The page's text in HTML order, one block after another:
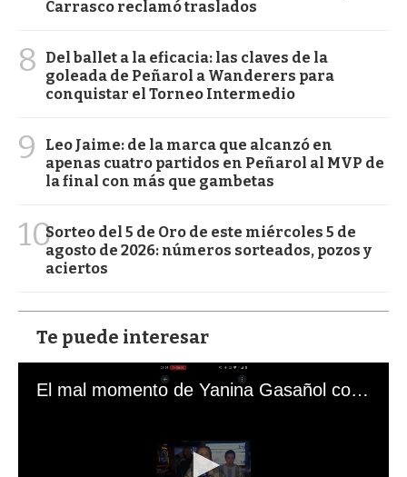
Carrasco reclamó traslados
8
Del ballet a la eficacia: las claves de la
goleada de Peñarol a Wanderers para
conquistar el Torneo Intermedio
9
Leo Jaime: de la marca que alcanzó en
apenas cuatro partidos en Peñarol al MVP de
la final con más que gambetas
10Sorteo del 5 de Oro de este miércoles 5 de
agosto de 2026: números sorteados, pozos y
aciertos
Te puede interesar
El mal momento de Yanina Gasañol con un hincha argentino en "Subrayado"